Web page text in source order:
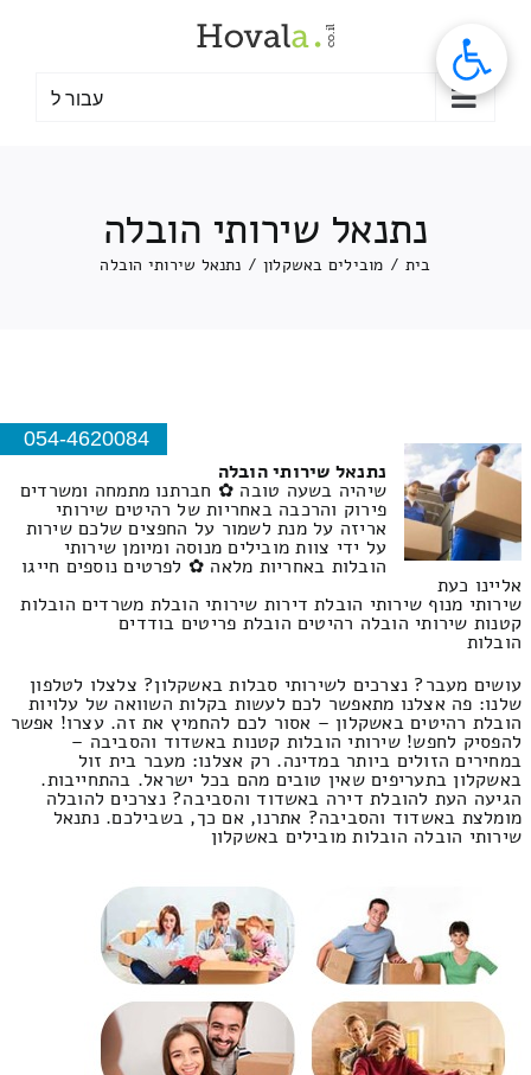
עבור ל
נתנאל שירותי הובלה
בית / מובילים באשקלון / נתנאל שירותי הובלה
054-4620084
נתנאל שירותי הובלה
שיהיה בשעה טובה ✿ חברתנו מתמחה ומשרדים
פירוק והרכבה באחריות של רהיטים שירותי
אריזה על מנת לשמור על החפצים שלכם שירות
על ידי צוות מובילים מנוסה ומיומן שירותי
הובלות באחריות מלאה ✿ לפרטים נוספים חייגו
אליינו כעת
שירותי מנוף שירותי הובלת דירות שירותי הובלת משרדים הובלות
קטנות שירותי הובלה רהיטים הובלת פריטים בודדים
הובלות
עושים מעבר? נצרכים לשירותי סבלות באשקלון? צלצלו לטלפון
שלנו: פה אצלנו מתאפשר לכם לעשות בקלות השוואה של עלויות
הובלת רהיטים באשקלון – אסור לכם להחמיץ את זה. עצרו! אפשר
להפסיק לחפש! שירותי הובלות קטנות באשדוד והסביבה –
במחירים הזולים ביותר במדינה. רק אצלנו: מעבר בית זול
באשקלון בתעריפים שאין טובים מהם בכל ישראל. בהתחייבות.
הגיעה העת להובלת דירה באשדוד והסביבה? נצרכים להובלה
מומלצת באשדוד והסביבה? אתרנו, אם כך, בשבילכם. נתנאל
שירותי הובלה הובלות מובילים באשקלון